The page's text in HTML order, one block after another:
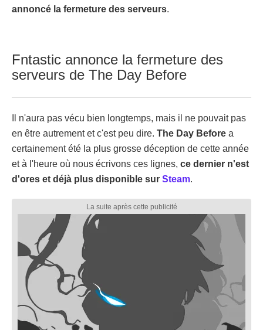
annoncé la fermeture des serveurs.
Fntastic annonce la fermeture des
serveurs de The Day Before
Il n'aura pas vécu bien longtemps, mais il ne pouvait pas
en être autrement et c'est peu dire. The Day Before a
certainement été la plus grosse déception de cette année
et à l'heure où nous écrivons ces lignes, ce dernier n'est
d'ores et déjà plus disponible sur Steam.